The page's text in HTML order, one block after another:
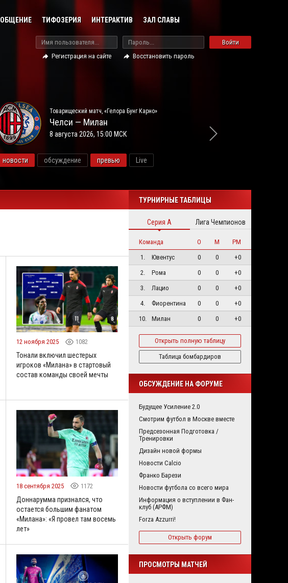
ОБЩЕНИЕ ТИФОЗЕРИЯ ИНТЕРАКТИВ ЗАЛ СЛАВЫ
Войти
Регистрация на сайте
Восстановить пароль
Товарищеский матч, «Гелора Бунг Карно»
Челси — Милан
8 августа 2026, 15:00 МСК
новости обсуждение превью Live
12 ноября 2025 1082
Тонали включил шестерых
игроков «Милана» в стартовый
состав команды своей мечты
18 сентября 2025 1172
Доннарумма признался, что
остается большим фанатом
«Милана»: «Я провел там восемь
лет»
ТУРНИРНЫЕ ТАБЛИЦЫ
Серия А Лига Чемпионов
Команда О М
РМ
1.
Ювентус 0 0
+0
2.
Рома 0 0
+0
3.
Лацио 0 0
+0
4.
Фиорентина 0 0
+0
10.
Милан 0 0 +0
Открыть полную таблицу
Таблица бомбардиров
ОБСУЖДЕНИЕ НА ФОРУМЕ
Будущее Усиление 2.0
Смотрим футбол в Москве вместе
Предсезонная Подготовка /
Тренировки
Дизайн новой формы
Новости Calcio
Франко Барези
Новости футбола со всего мира
Информация о вступлении в Фан-
клуб (АРФМ)
Forza Azzurri!
Открыть форум
ПРОСМОТРЫ МАТЧЕЙ